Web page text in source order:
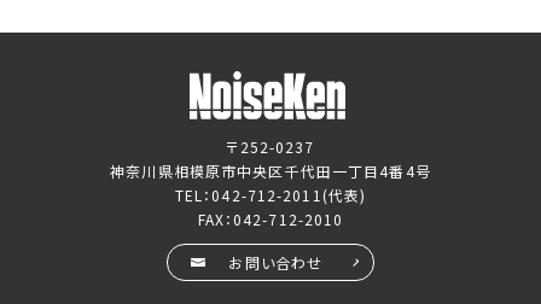
〒252-0237
神奈川県相模原市中央区千代田一丁目4番4号
TEL：042-712-2011 (代表)
FAX：042-712-2010
お問い合わせ